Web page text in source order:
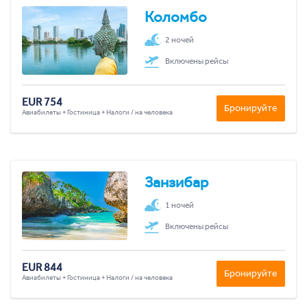
Коломбо
2 ночей
Включены рейсы
EUR 754
Авиабилеты + Гостиница + Налоги / на человека Бронируйте
Занзибар
1 ночей
Включены рейсы
EUR 844
Авиабилеты + Гостиница + Налоги / на человека Бронируйте